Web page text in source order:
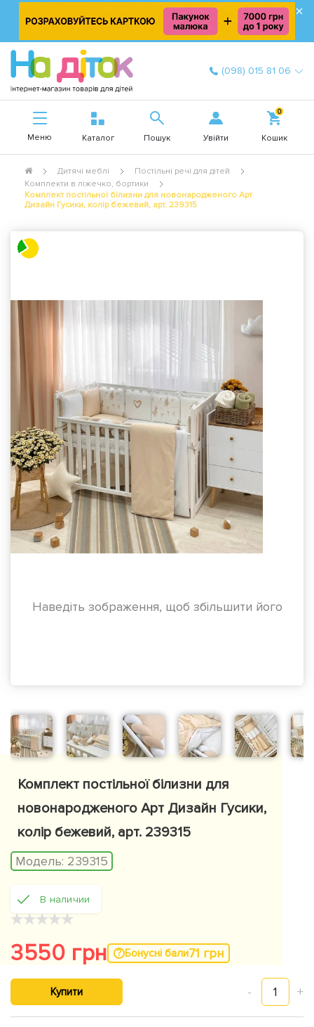
×
(098) 015 81 06
Меню Каталог Пошук Увійти
0
Кошик
Дитячі меблі
Постільні речі для дітей
Комплекти в ліжечко, бортики
Комплект постільної білизни для новонародженого Арт
Дизайн Гусики, колір бежевий, арт. 239315
Наведіть зображення, щоб збільшити його
Комплект постільної білизни для
новонародженого Арт Дизайн Гусики,
колір бежевий, арт. 239315
Модель: 239315
В наличии
★★★★★
3550 грн Бонусні бали71 грн
- 1 +
Купити